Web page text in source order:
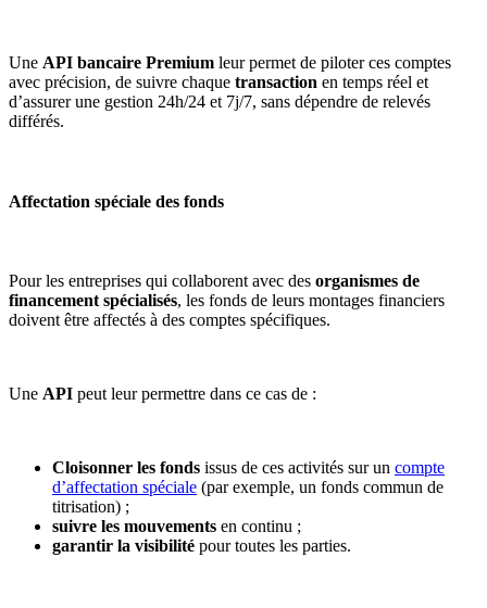
Une API bancaire Premium leur permet de piloter ces comptes
avec précision, de suivre chaque transaction en temps réel et
d’assurer une gestion 24h/24 et 7j/7, sans dépendre de relevés
différés.
Affectation spéciale des fonds
Pour les entreprises qui collaborent avec des organismes de
financement spécialisés, les fonds de leurs montages financiers
doivent être affectés à des comptes spécifiques.
Une API peut leur permettre dans ce cas de :
Cloisonner les fonds issus de ces activités sur un compte
d’affectation spéciale (par exemple, un fonds commun de
titrisation) ;
suivre les mouvements en continu ;
garantir la visibilité pour toutes les parties.